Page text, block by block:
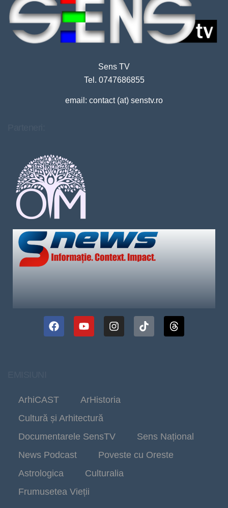
Sens TV
Tel. 0747686855
email: contact (at) senstv.ro
ArhiCAST
ArHistoria
Cultură și Arhitectură
Documentarele SensTV
Sens Național
News Podcast
Poveste cu Oreste
Astrologica
Culturalia
Frumusetea Vieții